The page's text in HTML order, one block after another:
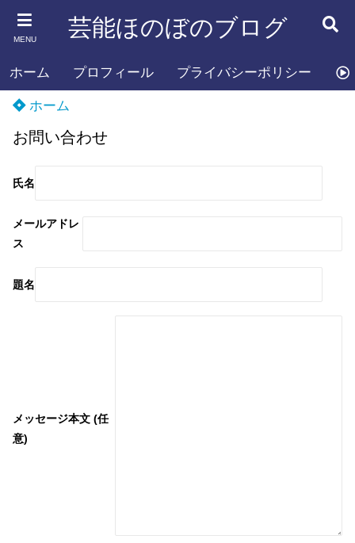
MENU 芸能ほのぼのブログ
ホーム プロフィール プライバシーポリシー お
ホーム
お問い合わせ
氏名
メールアドレ
ス
題名
メッセージ本文 (任
意)